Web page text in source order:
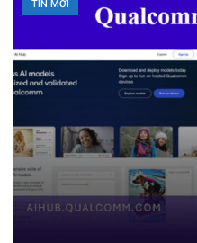
TIN MỚI